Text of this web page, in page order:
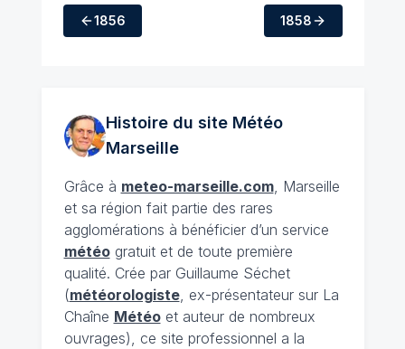
1856 1858
Histoire du site Météo
Marseille
Grâce à meteo-marseille.com, Marseille
et sa région fait partie des rares
agglomérations à bénéficier d’un service
météogratuit et de toute première
qualité. Crée par Guillaume Séchet
(météorologiste, ex-présentateur sur La
Chaîne Météoet auteur de nombreux
ouvrages), ce site professionnel a la